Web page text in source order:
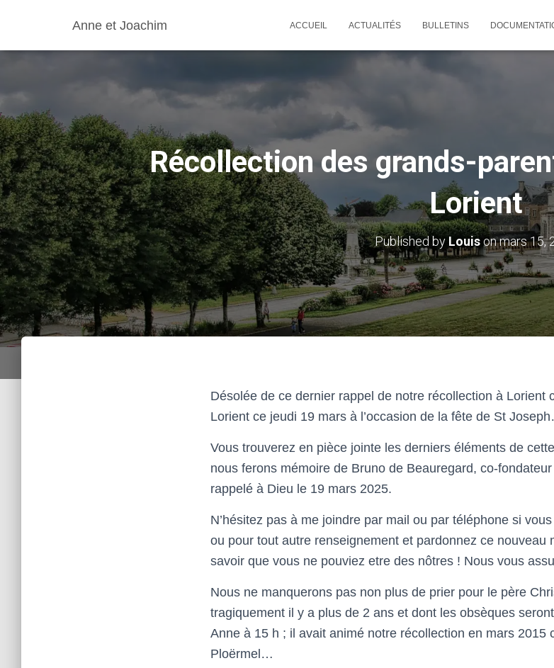
Anne et Joachim ACCUEIL ACTUALITÉS BULLETINS
Récollection des grands-
Lorient
Published by Louis onmars 15,
Désolée de ce dernier rappel de notre récollection à Lorient
Lorient ce jeudi 19 mars à l’occasion de la fête de St
Vous trouverez en pièce jointe les derniers éléments de
nous ferons mémoire de Bruno de Beauregard, co-
rappelé à Dieu le 19 mars 2025.
N’hésitez pas à me joindre par mail ou par téléphone si
ou pour tout autre renseignement et pardonnez ce nouveau
savoir que vous ne pouviez etre des nôtres ! Nous vous
Nous ne manquerons pas non plus de prier pour le père
tragiquement il y a plus de 2 ans et dont les obsèques
Anne à 15 h ; il avait animé notre récollection en mars 2015
Ploërmel…